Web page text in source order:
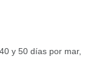
y 50 días por mar,